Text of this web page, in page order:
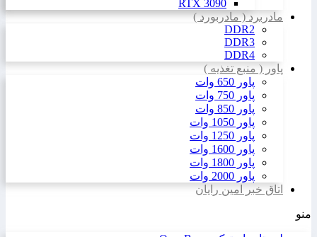
RTX 3090
مادربرد ( مادربورد )
DDR2
DDR3
DDR4
پاور ( منبع تغذیه )
پاور 650 وات
پاور 750 وات
پاور 850 وات
پاور 1050 وات
پاور 1250 وات
پاور 1600 وات
پاور 1800 وات
پاور 2000 وات
اتاق خبر امین رایان
منو